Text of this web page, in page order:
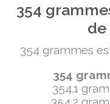
354
354 grammes
354
354.1